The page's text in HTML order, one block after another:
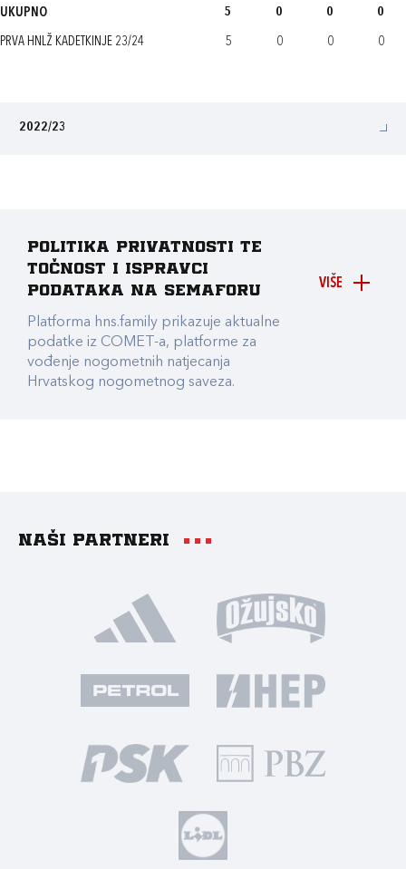
UKUPNO 5 0 0 0
PRVA HNLŽ KADETKINJE 23/24 5 0 0 0
2022/23
VIŠE
Politika privatnosti te
točnost i ispravci
podataka na Semaforu
Platforma hns.family prikazuje aktualne
podatke iz COMET-a, platforme za
vođenje nogometnih natjecanja
Hrvatskog nogometnog saveza.
Naši partneri